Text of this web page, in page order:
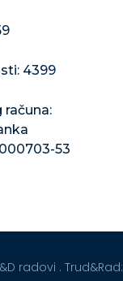
4399
računa:
53
radovi . Trud&Rad: